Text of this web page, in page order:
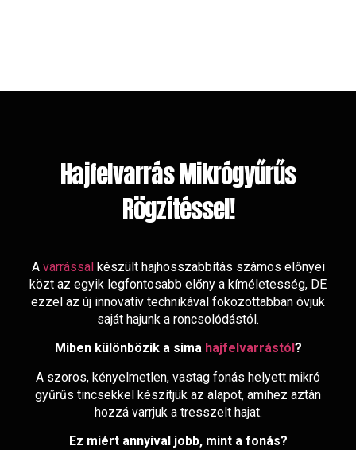
Hajfelvarrás Mikrógyűrűs
Rögzítéssel!
A varrássalkészült hajhosszabbítás számos előnyei
közt az egyik legfontosabb előny a kíméletesség, DE
ezzel az új innovatív technikával fokozottabban óvjuk
saját hajunk a roncsolódástól.
Miben különbözik a sima hajfelvarrástól ?
A szoros, kényelmetlen, vastag fonás helyett mikró
gyűrűs tincsekkel készítjük az alapot, amihez aztán
hozzá varrjuk a tresszelt hajat.
Ez miért annyival jobb, mint a fonás?